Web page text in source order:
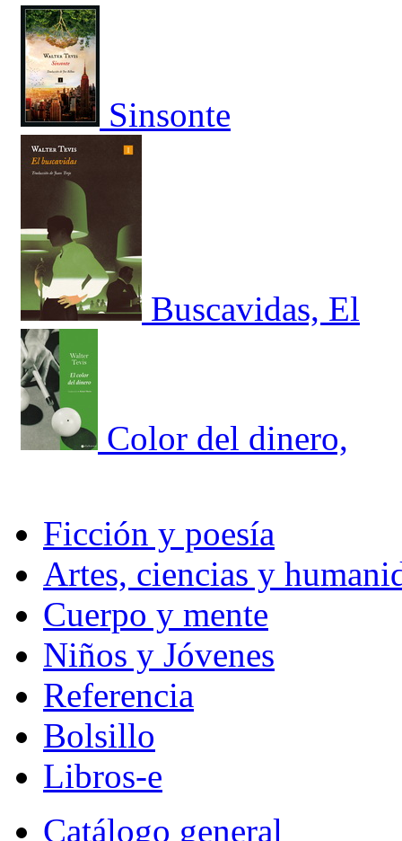
Sinsonte
Buscavidas, El
Color del dinero,
Ficción y poesía
Artes, ciencias y
Cuerpo y mente
Niños y Jóvenes
Referencia
Bolsillo
Libros-e
Catálogo general